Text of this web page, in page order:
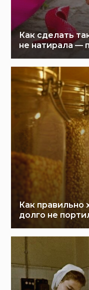
Как сделать
не натирала —
Как правильно
долго не